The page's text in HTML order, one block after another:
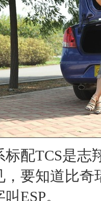
配TCS是志
，要知道比奇
ESP。